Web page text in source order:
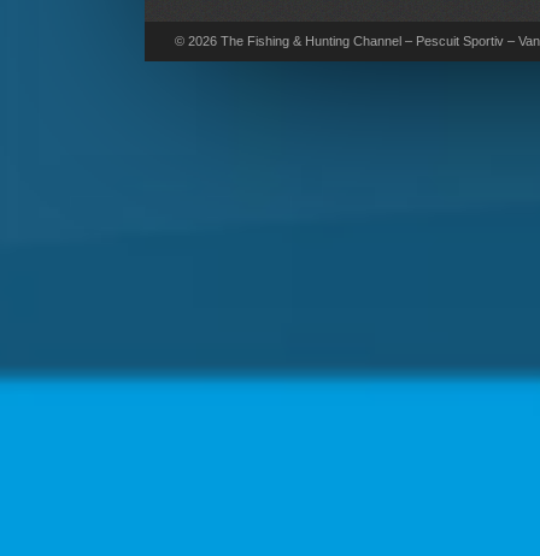
© 2026 The Fishing & Hunting Channel – Pescuit Sportiv –